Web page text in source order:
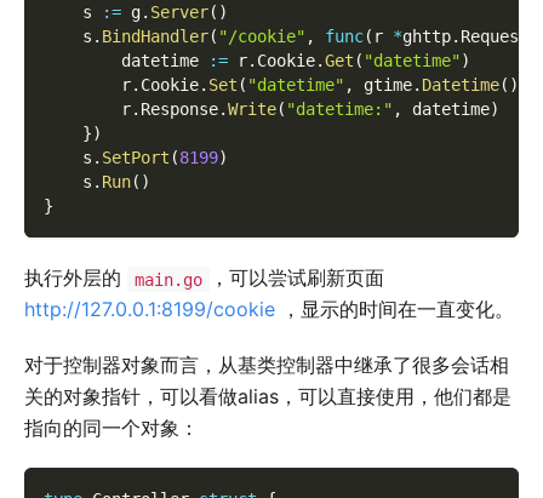
    s
:= g. Server( )
    s
. BindHandler( "/cookie" , func( r *ghttp. Request
        datetime
:= r. Cookie.Get ( "datetime")
        r
. Cookie. Set ( "datetime" , gtime. Datetime( )
        r
. Response.Write( "datetime:" , datetime)
})
    s
. SetPort (8199)
    s
. Run( )
}
执行外层的 main.go
，可以尝试刷新页面
http://127.0.0.1:8199/cookie ，显示的时间在一直变化。
对于控制器对象而言，从基类控制器中继承了很多会话相
关的对象指针，可以看做alias，可以直接使用，他们都是
指向的同一个对象：